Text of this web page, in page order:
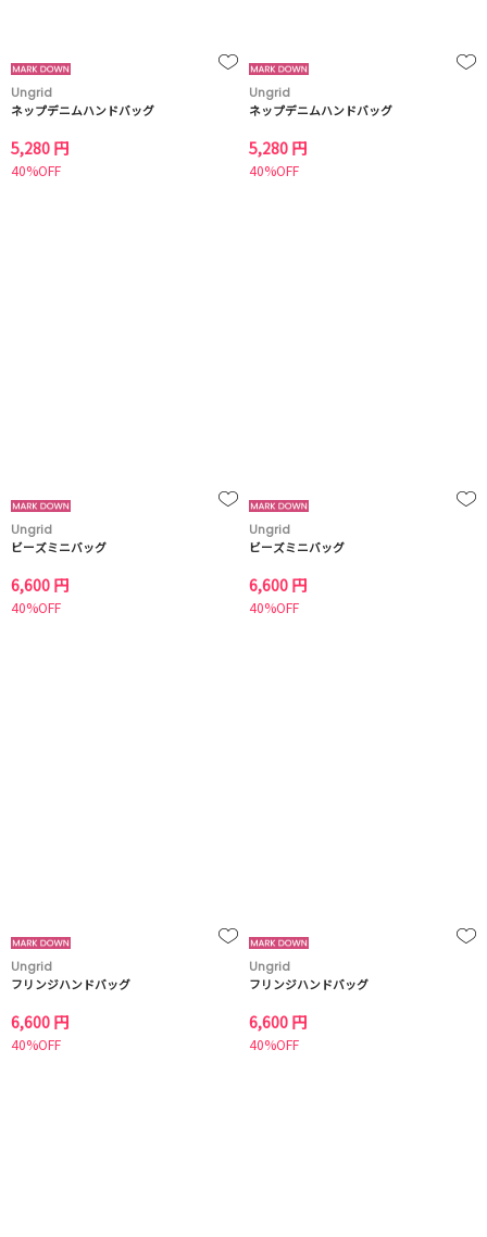
Ungrid
ネップデニムハンドバッグ
5,280 円
40%OFF
Ungrid
ネップデニムハンドバッグ
5,280 円
40%OFF
Ungrid
ビーズミニバッグ
6,600 円
40%OFF
Ungrid
ビーズミニバッグ
6,600 円
40%OFF
Ungrid
フリンジハンドバッグ
6,600 円
40%OFF
Ungrid
フリンジハンドバッグ
6,600 円
40%OFF